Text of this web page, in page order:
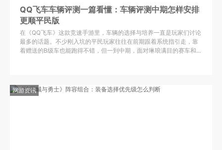
QQ飞车车辆评测一篇看懂：车辆评测中期怎样安排
更顺平民版
在《QQ飞车》这款竞速手游里，车辆的选择与培养一直是玩家们讨论
最多的话题。不少刚入坑的平民玩家往往在前期跟着系统指引走，靠
着赠送的B级车也能跑得不错，但一到中期，面对琳琅满目的赛车和复
网游资讯